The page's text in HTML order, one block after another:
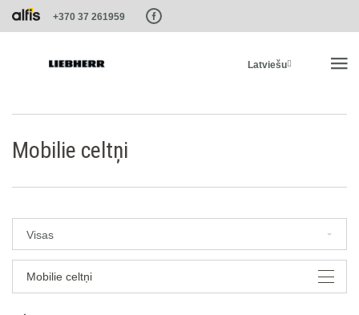
Paste this code as high in the of the page as possible:
+370 37 261959
Latviešu
PAKALPOJUMI UN RISINĀJUMI
Mobilie celtņi
Visas
Mobilie celtņi